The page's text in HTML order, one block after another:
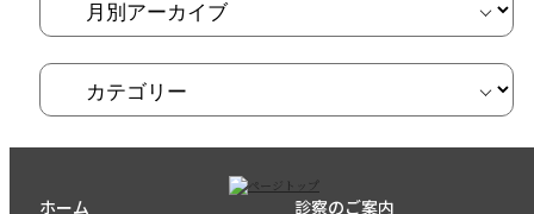
ホーム 診察のご案内